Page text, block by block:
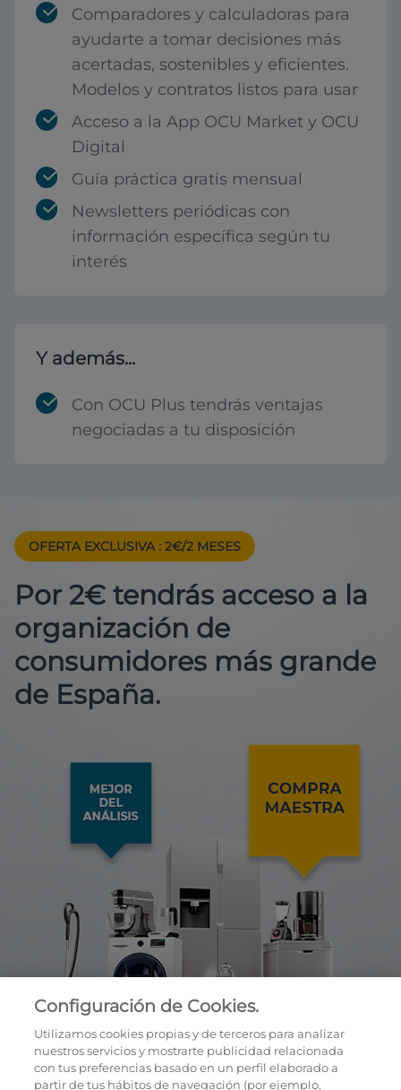
Comparadores y calculadoras para
ayudarte a tomar decisiones más
acertadas, sostenibles y eficientes.
Modelos y contratos listos para usar
Acceso a la App OCU Market y OCU
Digital
Guía práctica gratis mensual
Newsletters periódicas con
información específica según tu
interés
Y además...
Con OCU Plus tendrás ventajas
negociadas a tu disposición
OFERTA EXCLUSIVA : 2€/2 MESES
Por 2€ tendrás acceso a la
organización de
consumidores más grande
de España.
Configuración de Cookies.
Utilizamos cookies propias y de terceros para analizar
nuestros servicios y mostrarte publicidad relacionada
con tus preferencias basado en un perfil elaborado a
partir de tus hábitos de navegación (por ejemplo,